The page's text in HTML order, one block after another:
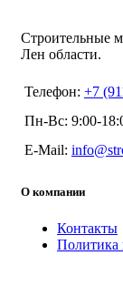
Строительные
Лен области.
Телефон: +7
Пн-Вс: 9:00-
E-Mail:
О компании
Контакты
Политика